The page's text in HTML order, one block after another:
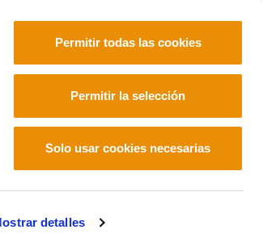
detalles
Permitir todas las cookies
Permitir la selección
Solo usar cookies necesarias